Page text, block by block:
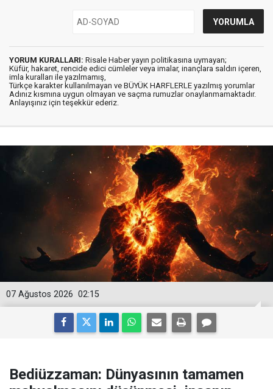
YORUM KURALLARI: Risale Haber yayın politikasına uymayan;
Küfür, hakaret, rencide edici cümleler veya imalar, inançlara saldırı içeren,
imla kuralları ile yazılmamış,
Türkçe karakter kullanılmayan ve BÜYÜK HARFLERLE yazılmış yorumlar
Adınız kısmına uygun olmayan ve saçma rumuzlar onaylanmamaktadır.
Anlayışınız için teşekkür ederiz.
02:15
07 Ağustos 2026
Bediüzzaman: Dünyasının tamamen